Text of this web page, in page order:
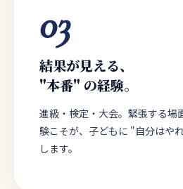
03
結果が見える、
"本番" の経験。
進級・検定・大会。緊張する場
験こそが、子どもに "自分はや
します。